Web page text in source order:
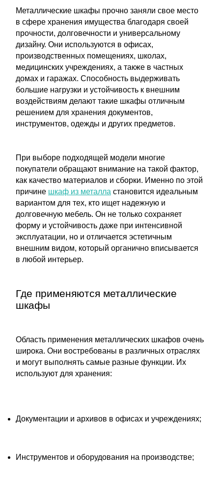
Металлические шкафы прочно заняли свое место
в сфере хранения имущества благодаря своей
прочности, долговечности и универсальному
дизайну. Они используются в офисах,
производственных помещениях, школах,
медицинских учреждениях, а также в частных
домах и гаражах. Способность выдерживать
большие нагрузки и устойчивость к внешним
воздействиям делают такие шкафы отличным
решением для хранения документов,
инструментов, одежды и других предметов.
При выборе подходящей модели многие
покупатели обращают внимание на такой фактор,
как качество материалов и сборки. Именно по этой
причине шкаф из металла становится идеальным
вариантом для тех, кто ищет надежную и
долговечную мебель. Он не только сохраняет
форму и устойчивость даже при интенсивной
эксплуатации, но и отличается эстетичным
внешним видом, который органично вписывается
в любой интерьер.
Где применяются металлические
шкафы
Область применения металлических шкафов очень
широка. Они востребованы в различных отраслях
и могут выполнять самые разные функции. Их
используют для хранения:
Документации и архивов в офисах и учреждениях;
Инструментов и оборудования на производстве;